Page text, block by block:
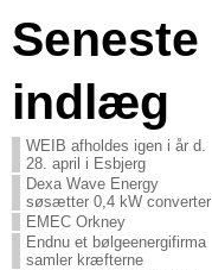
Seneste
indlæg
WEIB afholdes igen i år d.
28. april i Esbjerg
Dexa Wave Energy
søsætter 0,4 kW converter
EMEC Orkney
Endnu et bølgeenergifirma
samler kræfterne